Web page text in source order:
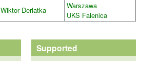
Wiktor Derlatka
Warszawa
UKS Falenica
Supported